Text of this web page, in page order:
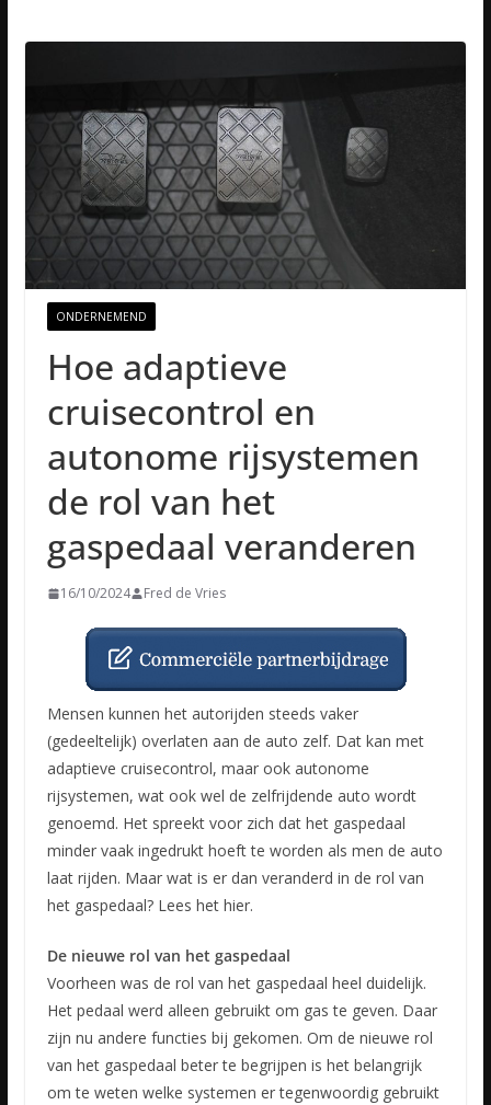
ONDERNEMEND
Hoe adaptieve
cruisecontrol en
autonome rijsystemen
de rol van het
gaspedaal veranderen
16/10/2024 Fred de Vries
Mensen kunnen het autorijden steeds vaker
(gedeeltelijk) overlaten aan de auto zelf. Dat kan met
adaptieve cruisecontrol, maar ook autonome
rijsystemen, wat ook wel de zelfrijdende auto wordt
genoemd. Het spreekt voor zich dat het gaspedaal
minder vaak ingedrukt hoeft te worden als men de auto
laat rijden. Maar wat is er dan veranderd in de rol van
het gaspedaal? Lees het hier.
De nieuwe rol van het gaspedaal
Voorheen was de rol van het gaspedaal heel duidelijk.
Het pedaal werd alleen gebruikt om gas te geven. Daar
zijn nu andere functies bij gekomen. Om de nieuwe rol
van het gaspedaal beter te begrijpen is het belangrijk
om te weten welke systemen er tegenwoordig gebruikt